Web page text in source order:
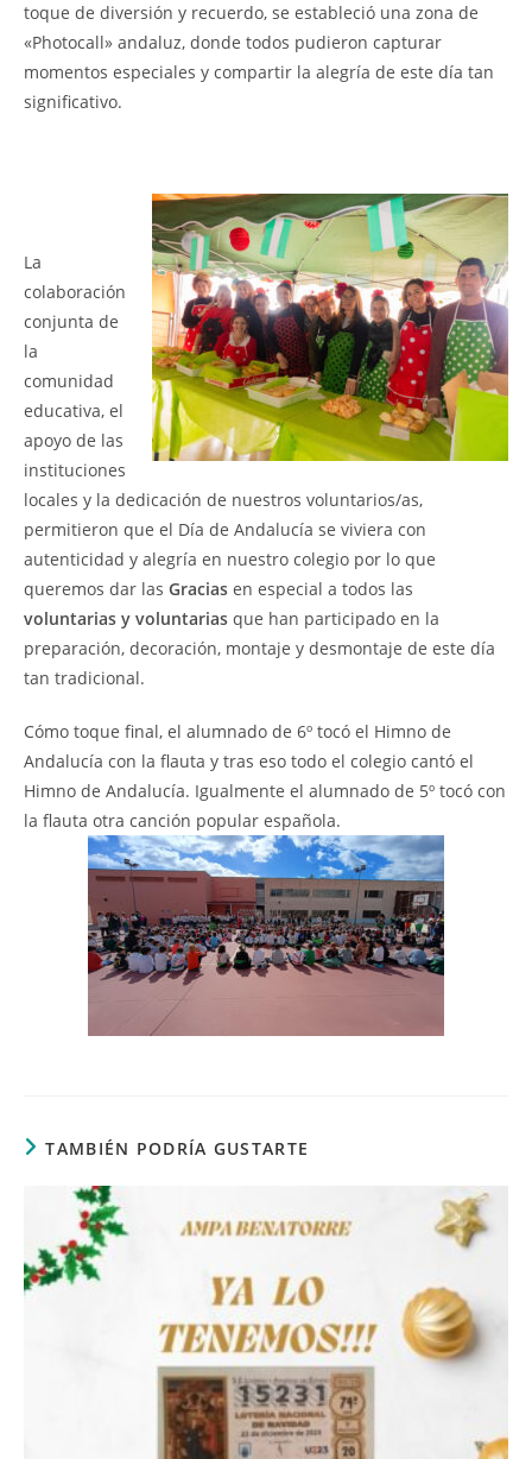
toque de diversión y recuerdo, se estableció una zona de
«Photocall» andaluz, donde todos pudieron capturar
momentos especiales y compartir la alegría de este día tan
significativo.
La
colaboración
conjunta de
la
comunidad
educativa, el
apoyo de las
instituciones
locales y la dedicación de nuestros voluntarios/as,
permitieron que el Día de Andalucía se viviera con
autenticidad y alegría en nuestro colegio por lo que
queremos dar las Gracias en especial a todos las
voluntarias y voluntarias que han participado en la
preparación, decoración, montaje y desmontaje de este día
tan tradicional.
Cómo toque final, el alumnado de 6º tocó el Himno de
Andalucía con la flauta y tras eso todo el colegio cantó el
Himno de Andalucía. Igualmente el alumnado de 5º tocó con
la flauta otra canción popular española.
TAMBIÉN PODRÍA GUSTARTE